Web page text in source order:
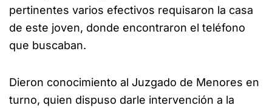
pertinentes varios efectivos requisaron la casa
de este joven, donde encontraron el teléfono
que buscaban.
Dieron conocimiento al Juzgado de Menores en
turno, quien dispuso darle intervención a la